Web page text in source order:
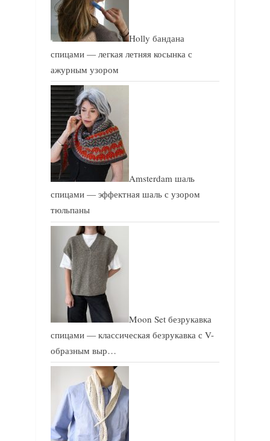
Holly бандана
спицами — легкая летняя косынка с
ажурным узором
Amsterdam шаль
спицами — эффектная шаль с узором
тюльпаны
Moon Set безрукавка
спицами — классическая безрукавка с V-
образным выр…